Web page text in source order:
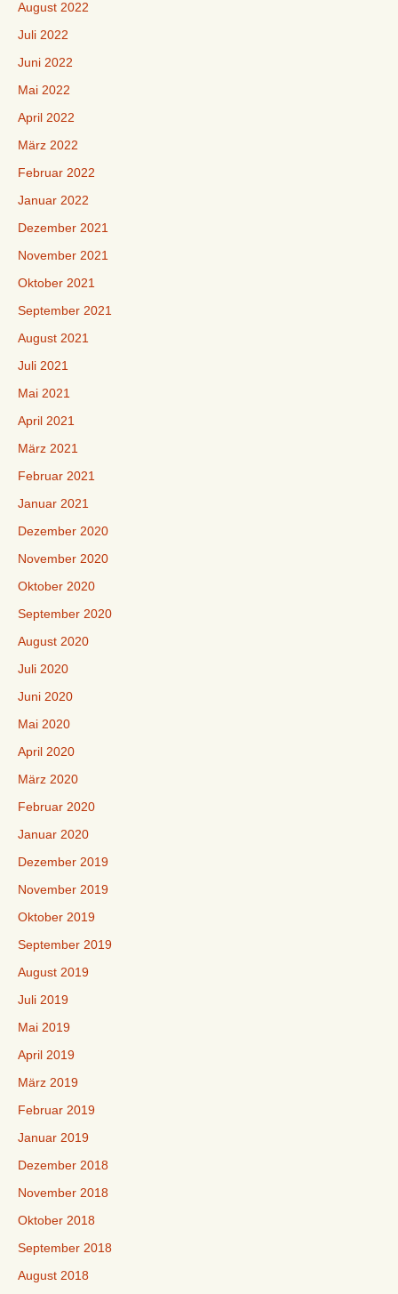
August 2022
Juli 2022
Juni 2022
Mai 2022
April 2022
März 2022
Februar 2022
Januar 2022
Dezember 2021
November 2021
Oktober 2021
September 2021
August 2021
Juli 2021
Mai 2021
April 2021
März 2021
Februar 2021
Januar 2021
Dezember 2020
November 2020
Oktober 2020
September 2020
August 2020
Juli 2020
Juni 2020
Mai 2020
April 2020
März 2020
Februar 2020
Januar 2020
Dezember 2019
November 2019
Oktober 2019
September 2019
August 2019
Juli 2019
Mai 2019
April 2019
März 2019
Februar 2019
Januar 2019
Dezember 2018
November 2018
Oktober 2018
September 2018
August 2018